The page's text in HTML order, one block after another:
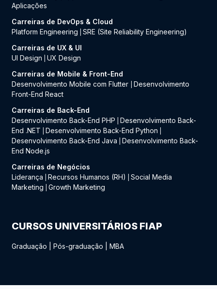
Aplicações
Carreiras de DevOps & Cloud
Platform Engineering
SRE (Site Reliability Engineering)
Carreiras de UX & UI
UI Design
UX Design
Carreiras de Mobile & Front-End
Desenvolvimento Mobile com Flutter
Desenvolvimento
Front-End React
Carreiras de Back-End
Desenvolvimento Back-End PHP
Desenvolvimento Back-
End .NET
Desenvolvimento Back-End Python
Desenvolvimento Back-End Java
Desenvolvimento Back-
End Node.js
Carreiras de Negócios
Liderança
Recursos Humanos (RH)
Social Media
Marketing
Growth Marketing
CURSOS UNIVERSITÁRIOS FIAP
Graduação Pós-graduação MBA